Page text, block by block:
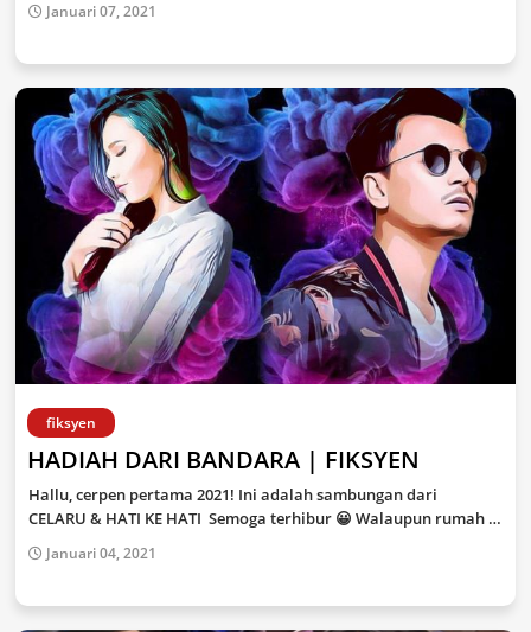
Januari 07, 2021
fiksyen
HADIAH DARI BANDARA | FIKSYEN
Hallu, cerpen pertama 2021! Ini adalah sambungan dari
CELARU & HATI KE HATI Semoga terhibur 😀 Walaupun rumah …
Januari 04, 2021